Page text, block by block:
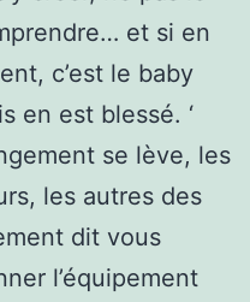
et si en
c’est le baby
en est blessé. ‘
se lève, les
les autres des
dit vous
l’équipement